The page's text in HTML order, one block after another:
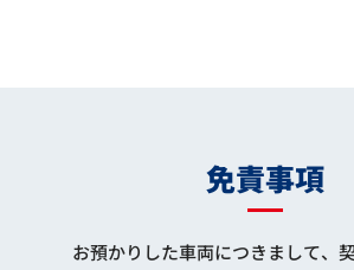
免責事項
お預かりした車両につきまして、